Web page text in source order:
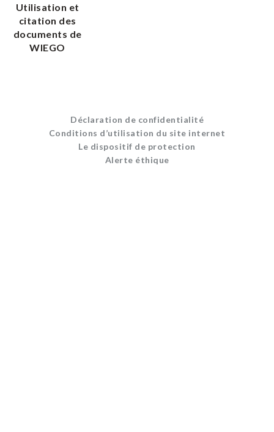
Utilisation et
citation des
documents de
WIEGO
Déclaration de confidentialité
Conditions d’utilisation du site internet
Le dispositif de protection
Alerte éthique